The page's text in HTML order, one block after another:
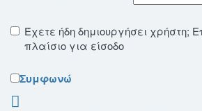
Έχετε ήδη δημιουργήσει χρήστη;
πλαίσιο για είσοδο
Συμφωνώ